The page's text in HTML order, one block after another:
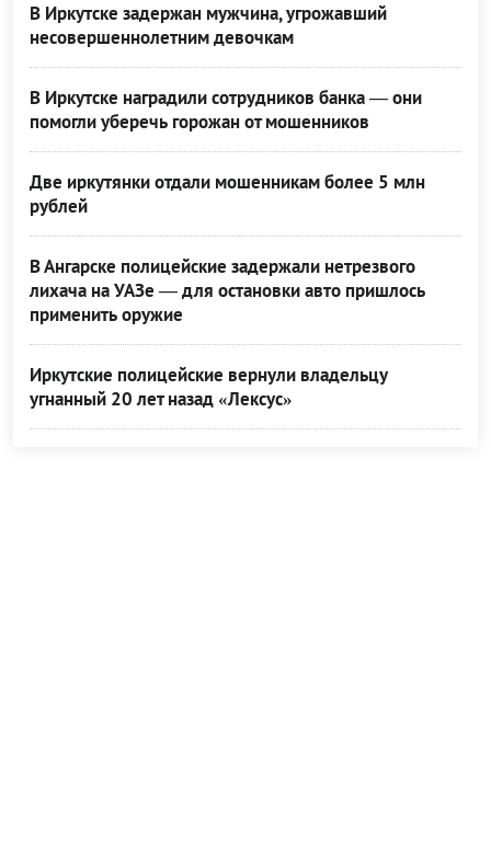
В Иркутске задержан мужчина, угрожавший
несовершеннолетним девочкам
В Иркутске наградили сотрудников банка — они
помогли уберечь горожан от мошенников
Две иркутянки отдали мошенникам более 5 млн
рублей
В Ангарске полицейские задержали нетрезвого
лихача на УАЗе — для остановки авто пришлось
применить оружие
Иркутские полицейские вернули владельцу
угнанный 20 лет назад «Лексус»